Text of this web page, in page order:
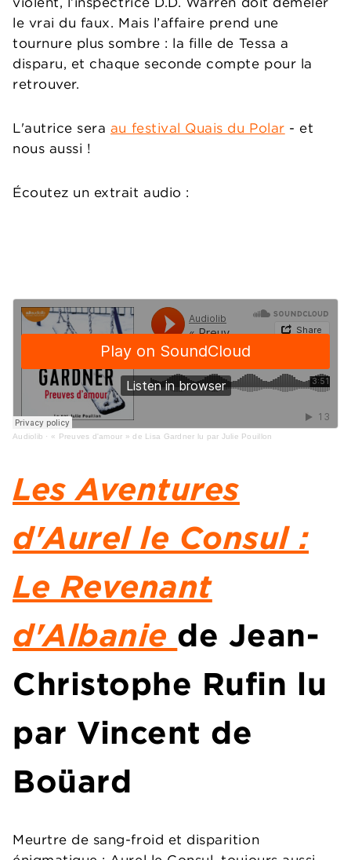
le vrai du faux. Mais l’affaire prend une
tournure plus sombre : la fille de Tessa a
disparu, et chaque seconde compte pour la
retrouver.
L'autrice sera au festival Quais du Polar - et
nous aussi !
Écoutez un extrait audio :
Audiolib · « Preuves d'amour » de Lisa Gardner lu par Julie Pouillon
Les Aventures
d'Aurel le Consul :
Le Revenant
d'Albanie de Jean-
Christophe Rufin lu
par Vincent de
Boüard
Meurtre de sang-froid et disparition